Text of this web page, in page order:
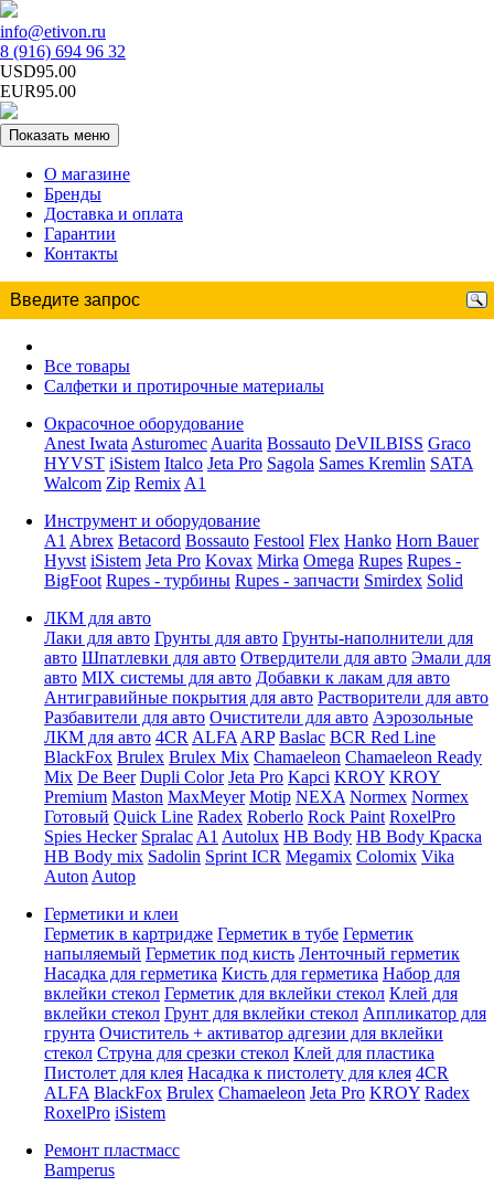
info@etivon.ru
8 (916) 694 96 32
USD95.00
EUR95.00
Показать меню
О магазине
Бренды
Доставка и оплата
Гарантии
Контакты
Все товары
Салфетки и протирочные материалы
Окрасочное оборудование
Anest Iwata Asturomec Auarita Bossauto DeVILBISS Graco
HYVST iSistem Italco Jeta Pro Sagola Sames Kremlin SATA
Walcom Zip Remix A1
Инструмент и оборудование
A1 Abrex Betacord Bossauto Festool Flex Hanko Horn Bauer
Hyvst iSistem Jeta Pro Kovax Mirka Omega Rupes Rupes -
BigFoot Rupes - турбины Rupes - запчасти Smirdex Solid
ЛКМ для авто
Лаки для авто Грунты для авто Грунты-наполнители для
авто Шпатлевки для авто Отвердители для авто Эмали для
авто MIX системы для авто Добавки к лакам для авто
Антигравийные покрытия для авто Растворители для авто
Разбавители для авто Очистители для авто Аэрозольные
ЛКМ для авто 4CR ALFA ARP Baslac BCR Red Line
BlackFox Brulex Brulex Mix Chamaeleon Chamaeleon Ready
Mix De Beer Dupli Color Jeta Pro Kapci KROY KROY
Premium Maston MaxMeyer Motip NEXA Normex Normex
Готовый Quick Line Radex Roberlo Rock Paint RoxelPro
Spies Hecker Spralac A1 Autolux HB Body HB Body Краска
HB Body mix Sadolin Sprint ICR Megamix Colomix Vika
Auton Autop
Герметики и клеи
Герметик в картридже Герметик в тубе Герметик
напыляемый Герметик под кисть Ленточный герметик
Насадка для герметика Кисть для герметика Набор для
вклейки стекол Герметик для вклейки стекол Клей для
вклейки стекол Грунт для вклейки стекол Аппликатор для
грунта Очиститель + активатор адгезии для вклейки
стекол Струна для срезки стекол Клей для пластика
Пистолет для клея Насадка к пистолету для клея 4CR
ALFA BlackFox Brulex Chamaeleon Jeta Pro KROY Radex
RoxelPro iSistem
Ремонт пластмасс
Bamperus